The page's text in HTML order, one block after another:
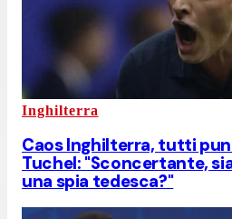
Inghilterra
Caos Inghilterra, tutti
Tuchel: "Sconcertante,
una spia tedesca?"